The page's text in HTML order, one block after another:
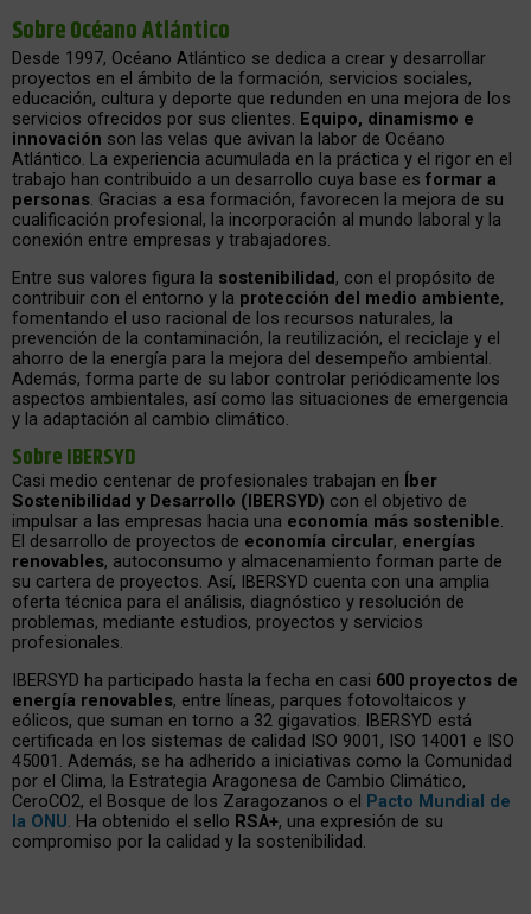
Sobre Océano Atlántico
Desde 1997, Océano Atlántico se dedica a crear y desarrollar
proyectos en el ámbito de la formación, servicios sociales,
educación, cultura y deporte que redunden en una mejora de los
servicios ofrecidos por sus clientes. Equipo, dinamismo e
innovación son las velas que avivan la labor de Océano
Atlántico. La experiencia acumulada en la práctica y el rigor en el
trabajo han contribuido a un desarrollo cuya base es formar a
personas. Gracias a esa formación, favorecen la mejora de su
cualificación profesional, la incorporación al mundo laboral y la
conexión entre empresas y trabajadores.
Entre sus valores figura la sostenibilidad, con el propósito de
contribuir con el entorno y la protección del medio ambiente,
fomentando el uso racional de los recursos naturales, la
prevención de la contaminación, la reutilización, el reciclaje y el
ahorro de la energía para la mejora del desempeño ambiental.
Además, forma parte de su labor controlar periódicamente los
aspectos ambientales, así como las situaciones de emergencia
y la adaptación al cambio climático.
Sobre IBERSYD
Casi medio centenar de profesionales trabajan en Íber
Sostenibilidad y Desarrollo (IBERSYD) con el objetivo de
impulsar a las empresas hacia una economía más sostenible.
El desarrollo de proyectos de economía circular, energías
renovables, autoconsumo y almacenamiento forman parte de
su cartera de proyectos. Así, IBERSYD cuenta con una amplia
oferta técnica para el análisis, diagnóstico y resolución de
problemas, mediante estudios, proyectos y servicios
profesionales.
IBERSYD ha participado hasta la fecha en casi 600 proyectos de
energía renovables, entre líneas, parques fotovoltaicos y
eólicos, que suman en torno a 32 gigavatios. IBERSYD está
certificada en los sistemas de calidad ISO 9001, ISO 14001 e ISO
45001. Además, se ha adherido a iniciativas como la Comunidad
por el Clima, la Estrategia Aragonesa de Cambio Climático,
CeroCO2, el Bosque de los Zaragozanos o el Pacto Mundial de
la ONU. Ha obtenido el sello RSA+, una expresión de su
compromiso por la calidad y la sostenibilidad.